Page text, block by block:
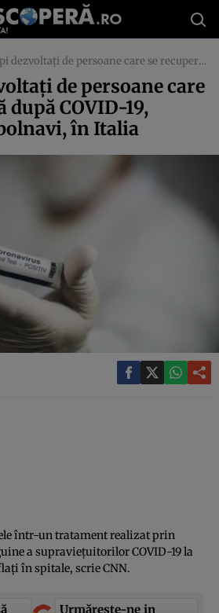
de persoane care se recuperează după COVID-19, transferaţi la bolnavi, în Italia
de persoane care
după COVID-19,
în Italia
într-un tratament realizat prin
a supravieţuitorilor COVID-19 la
în spitale, scrie CNN.
Urmărește-ne in